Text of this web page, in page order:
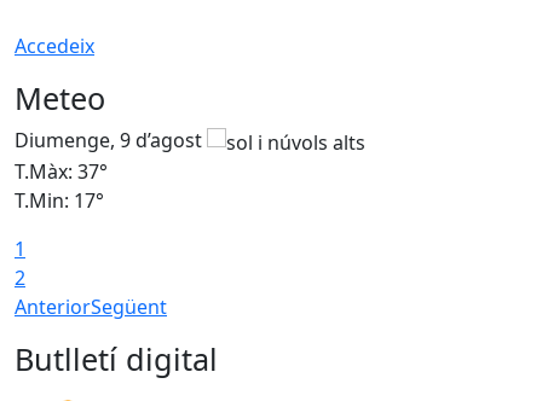
Accedeix
Meteo
Diumenge, 9 d’agost
T.Màx: 37°
T.Min: 17°
1
2
AnteriorSegüent
Butlletí digital